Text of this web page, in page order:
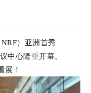
）亚洲首秀
中心隆重开幕。
展！